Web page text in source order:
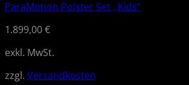
ParaMotion Polster Set ,,Kids“
1.899,00€
exkl. MwSt.
zzgl. Versandkosten